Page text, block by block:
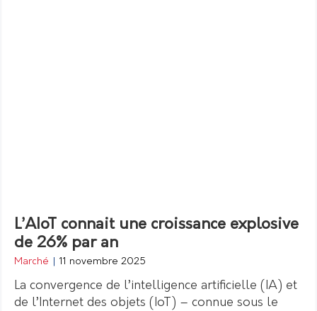
L’AIoT connait une croissance explosive
de 26% par an
Marché 11 novembre 2025
La convergence de l’intelligence artificielle (IA) et
de l’Internet des objets (IoT) – connue sous le